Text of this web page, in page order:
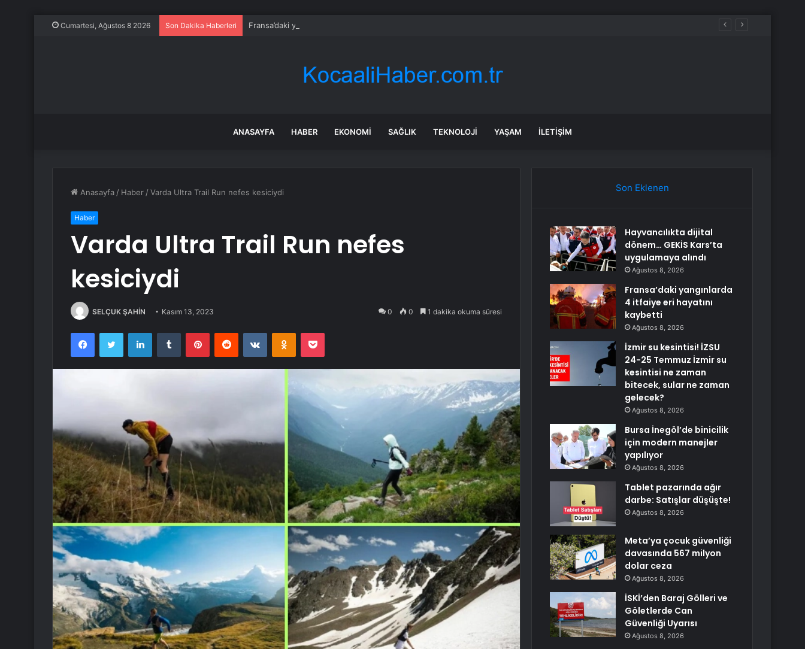
Cumartesi, Ağustos 8 2026 Son Dakika Haberleri Fransa’daki yangınlarda 4 itfaiye eri hayatını kaybetti
ANASAYFA HABER EKONOMI SAĞLIK TEKNOLOJI YAŞAM İLETIŞIM
Anasayfa / Haber /Varda Ultra Trail Run nefes kesiciydi
Haber
Varda Ultra Trail Run nefes
kesiciydi
SELÇUK ŞAHİN Kasım 13, 2023 0 0 1 dakika okuma süresi
FacebookTwitter LinkedInTumblr PinterestReddit VKontakteOdnoklassniki
Pocket
Son Eklenen
Hayvancılıkta dijital
dönem… GEKİS Kars’ta
uygulamaya alındı
Ağustos 8, 2026
Fransa’daki yangınlarda
4 itfaiye eri hayatını
kaybetti
Ağustos 8, 2026
İzmir su kesintisi! İZSU
24-25 Temmuz İzmir su
kesintisi ne zaman
bitecek, sular ne zaman
gelecek?
Ağustos 8, 2026
Bursa İnegöl’de binicilik
için modern manejler
yapılıyor
Ağustos 8, 2026
Tablet pazarında ağır
darbe: Satışlar düşüşte!
Ağustos 8, 2026
Meta’ya çocuk güvenliği
davasında 567 milyon
dolar ceza
Ağustos 8, 2026
İSKİ’den Baraj Gölleri ve
Göletlerde Can
Güvenliği Uyarısı
Ağustos 8, 2026